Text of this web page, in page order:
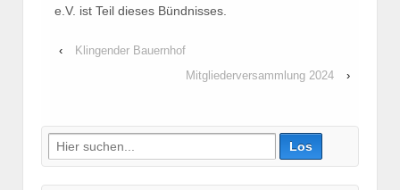
e.V. ist Teil dieses Bündnisses.
‹
Klingender Bauernhof
Mitgliederversammlung 2024
›
Suche
nach: